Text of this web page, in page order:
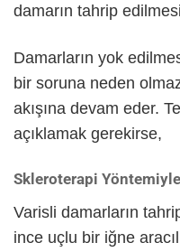
damarın tahrip
Damarların yok
bir soruna neden
akışına devam eder.
açıklamak gerekirse,
Skleroterapi Yöntemiyle
Varisli damarların
ince uçlu bir iğne